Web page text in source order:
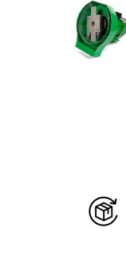
Auto, Moto, Vehicule
Componente IT
Instalatii luminoase,